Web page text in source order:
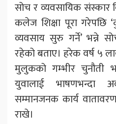
सोच र व्यवसायिक संस्कार
कलेज शिक्षा पूरा गरेपछि
व्यवसाय सुरु गर्ने’ भन्ने
रहेको बताए। हरेक वर्ष ५
मुलुकको गम्भीर चुनौती
युवालाई भाषणभन्दा
सम्मानजनक कार्य
राखे।